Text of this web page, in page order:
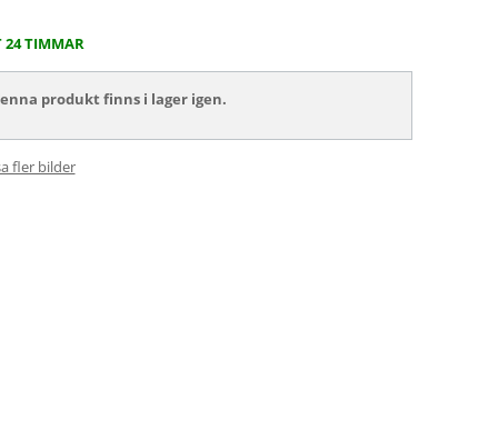
24 TIMMAR
produkt finns i lager igen.
fler bilder